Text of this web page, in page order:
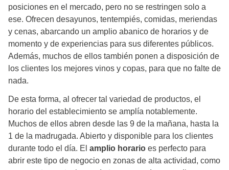
posiciones en el mercado, pero no se restringen solo a
ese. Ofrecen desayunos, tentempiés, comidas, meriendas
y cenas, abarcando un amplio abanico de horarios y de
momento y de experiencias para sus diferentes públicos.
Además, muchos de ellos también ponen a disposición de
los clientes los mejores vinos y copas, para que no falte de
nada.
De esta forma, al ofrecer tal variedad de productos, el
horario del establecimiento se amplía notablemente.
Muchos de ellos abren desde las 9 de la mañana, hasta la
1 de la madrugada. Abierto y disponible para los clientes
durante todo el día. El amplio horario es perfecto para
abrir este tipo de negocio en zonas de alta actividad, como